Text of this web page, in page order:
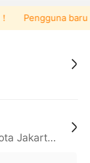
Pengguna baru
Daerah Khusus Ibukota Jakarta, Kota Jakarta Barat, Cengkareng, yy